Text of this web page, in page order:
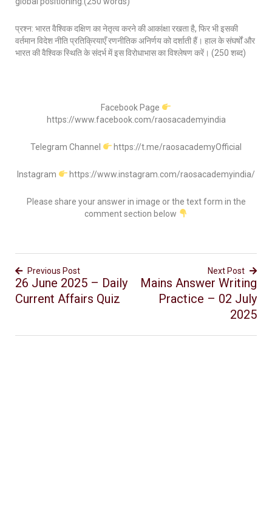
प्रश्न: भारत वैश्विक दक्षिण का नेतृत्व करने की आकांक्षा रखता है, फिर भी इसकी
वर्तमान विदेश नीति प्रतिक्रियाएँ रणनीतिक अनिर्णय को दर्शाती हैं। हाल के संघर्षों और
भारत की वैश्विक स्थिति के संदर्भ में इस विरोधाभास का विश्लेषण करें। (250 शब्द)
Facebook Page
https://www.facebook.com/raosacademyindia
Telegram Channel https://t.me/raosacademyOfficial
Instagram https://www.instagram.com/raosacademyindia/
Please share your answer in image or the text form in the
comment section below
Previous Post
26 June 2025 – Daily
Current Affairs Quiz
Next Post
Mains Answer Writing
Practice – 02 July
2025